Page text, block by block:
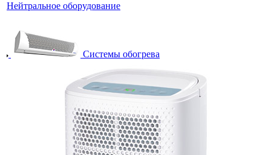
Нейтральное оборудование
Системы обогрева